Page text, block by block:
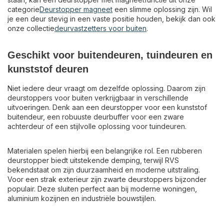
categorieDeurstopper magneet een slimme oplossing zijn. Wil
je een deur stevig in een vaste positie houden, bekijk dan ook
onze collectiedeurvastzetters voor buiten.
Geschikt voor buitendeuren, tuindeuren en
kunststof deuren
Niet iedere deur vraagt om dezelfde oplossing. Daarom zijn
deurstoppers voor buiten verkrijgbaar in verschillende
uitvoeringen. Denk aan een deurstopper voor een kunststof
buitendeur, een robuuste deurbuffer voor een zware
achterdeur of een stijlvolle oplossing voor tuindeuren.
Materialen spelen hierbij een belangrijke rol. Een rubberen
deurstopper biedt uitstekende demping, terwijl RVS
bekendstaat om zijn duurzaamheid en moderne uitstraling.
Voor een strak exterieur zijn zwarte deurstoppers bijzonder
populair. Deze sluiten perfect aan bij moderne woningen,
aluminium kozijnen en industriële bouwstijlen.